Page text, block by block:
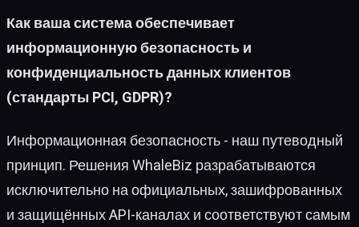
Как ваша система обеспечивает
информационную безопасность и
конфиденциальность данных клиентов
(стандарты PCI, GDPR)?
Информационная безопасность - наш путеводный
принцип. Решения WhaleBiz разрабатываются
исключительно на официальных, зашифрованных
и защищённых API-каналах и соответствуют самым